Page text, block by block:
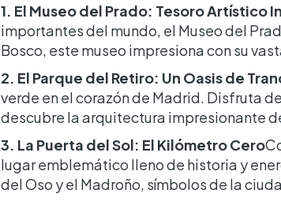
1. El Museo del Prado: Tesoro Artístico
importantes del mundo, el Museo del
Bosco, este museo impresiona con su
2. El Parque del Retiro: Un Oasis de
verde en el corazón de Madrid. Disfruta
descubre la arquitectura impresionante
3. La Puerta del Sol: El Kilómetro Cero
lugar emblemático lleno de historia y
del Oso y el Madroño, símbolos de la